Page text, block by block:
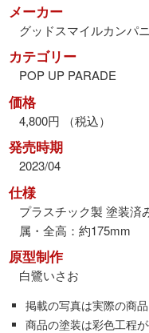
メーカー
グッドスマイルカンパ
カテゴリー
POP UP PARADE
価格
4,800円 （税込）
発売時期
2023/04
仕様
プラスチック製 塗装済
属・全高：約175mm
原型制作
白鷺いさお
掲載の写真は実際の商
商品の塗装は彩色工程